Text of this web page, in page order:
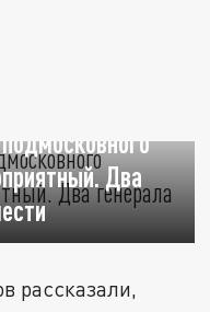
Два
рассказали,